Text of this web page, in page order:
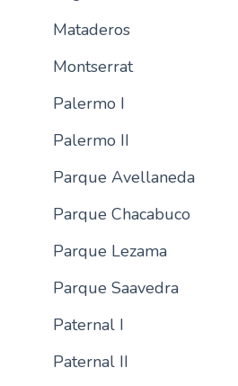
Mataderos
Montserrat
Palermo I
Palermo II
Parque Avellaneda
Parque Chacabuco
Parque Lezama
Parque Saavedra
Paternal I
Paternal II